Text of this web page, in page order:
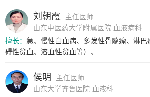
刘朝霞
主任医师
山东中医药大学附属医院 血液病科
擅长： 急、慢性白血病、多发性骨髓瘤、淋
碍性贫血、溶血性贫血等）、...
侯明
主任医师
山东大学齐鲁医院 血液科